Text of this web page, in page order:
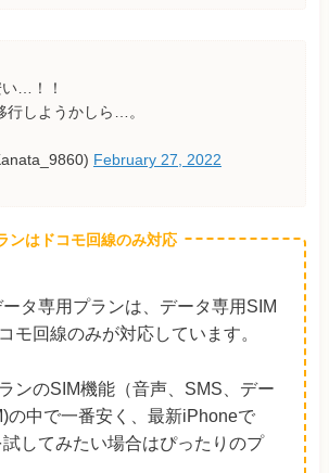
…！！
行しようかしら…。
February 27, 2022
ンはドコモ回線のみ対応
タ専用プランは、データ専用SIM
モ回線のみが対応しています。
ンのSIM機能（音声、SMS、デー
の中で一番安く、最新iPhoneで
してみたい場合はぴったりのプ